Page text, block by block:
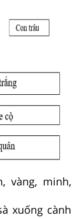
vàng, minh,
cành